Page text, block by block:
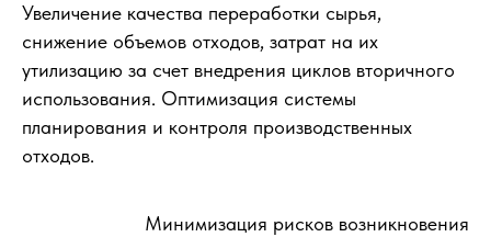
Увеличение качества переработки сырья,
снижение объемов отходов, затрат на их
утилизацию за счет внедрения циклов вторичного
использования. Оптимизация системы
планирования и контроля производственных
отходов.
Минимизация рисков возникновения